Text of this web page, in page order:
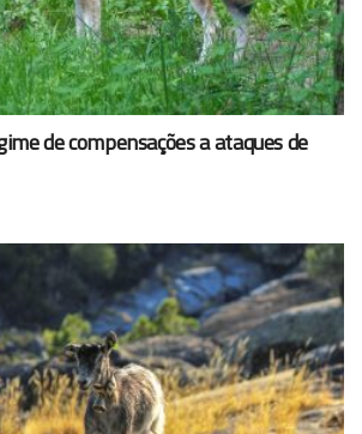
de compensações a ataques de